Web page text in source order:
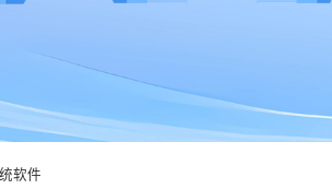
软件